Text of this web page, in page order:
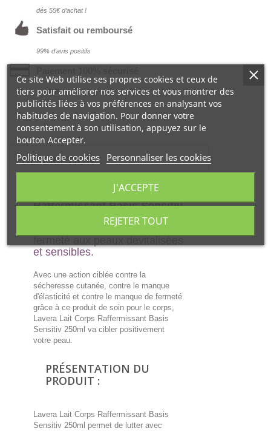
dés 55€ d‘achat !
Satisfait ou remboursé
99% d‘avis positifs
par la Banque CIC
DESCRIPTION
Lavera Lait Corps
Raffermissant Basis Sensitiv
permet d'hydrater, de
nourrir et d'apporter de la
et sensibles.
Avec une action ciblée contre la
sécheresse cutanée, contre le manque
d'élasticité et contre le manque de fermeté
grâce à ce produit de soin pour le corps,
Lavera Lait Corps Raffermissant Basis
Sensitiv 250ml va cibler positivement
votre peau.
PRÉSENTATION DU
PRODUIT :
Lavera Lait Corps Raffermissant Basis
Sensitiv 250ml permet de lutter avec
Ce site Web utilise ses propres cookies et ceux de
tiers pour améliorer nos services et vous montrer des
publicités liées à vos préférences en analysant vos
habitudes de navigation. Pour donner votre
consentement à son utilisation, appuyez sur le
bouton Accepter.
Politique de cookies Personnaliser les cookies
REJETER TOUT
J'ACCEPTE